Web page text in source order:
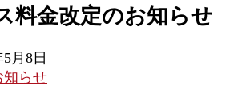
料金改定のお知らせ
5月8日
知らせ